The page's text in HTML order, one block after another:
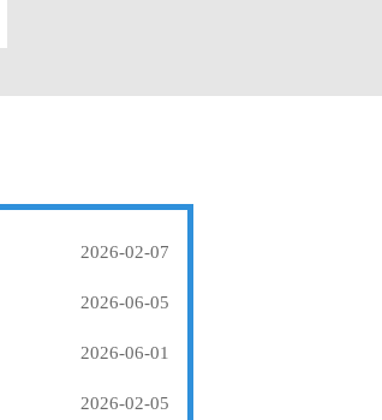
2026-02-07
2026-06-05
2026-06-01
2026-02-05